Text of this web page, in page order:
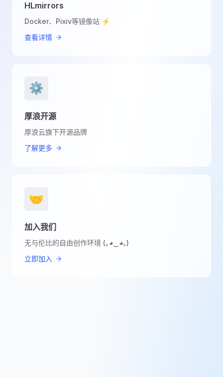
HLmirrors
Docker、Pixiv等镜像站 ⚡
查看详情
⚙️
厚浪开源
厚浪云旗下开源品牌
了解更多
🤝
加入我们
无与伦比的自由创作环境 (｡◕‿◕｡)
立即加入